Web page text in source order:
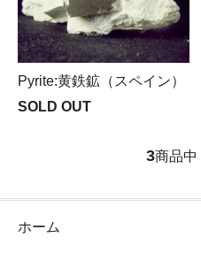
Pyrite:黄鉄鉱（スペイン）
SOLD OUT
3商品中
ホーム